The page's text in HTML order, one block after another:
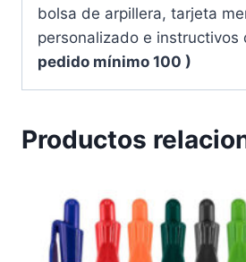
bolsa de arpillera, tarjeta
personalizado e instructivos
pedido mínimo 100 )
Productos